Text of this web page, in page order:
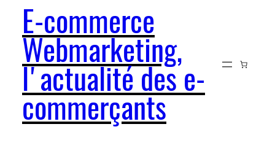
E-commerce
Webmarketing,
l'actualité des e-
commerçants